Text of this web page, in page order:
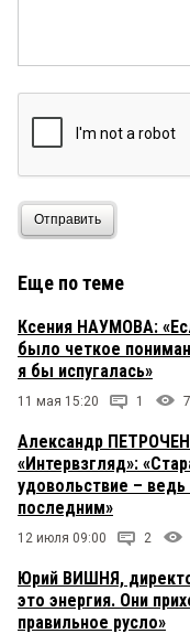
Отправить
Еще по теме
Ксения НАУМОВА:
было четкое
я бы испугалась»
11 мая 15:20 1
Александр
«Интервзгляд»:
удовольствие – ведь
последним»
12 июля 09:00 2
Юрий ВИШНЯ,
это энергия. Они
правильное русло»